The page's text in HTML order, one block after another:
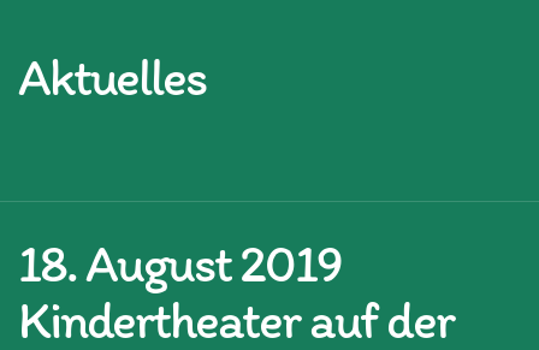
Aktuelles
18. August 2019
Kindertheater auf der